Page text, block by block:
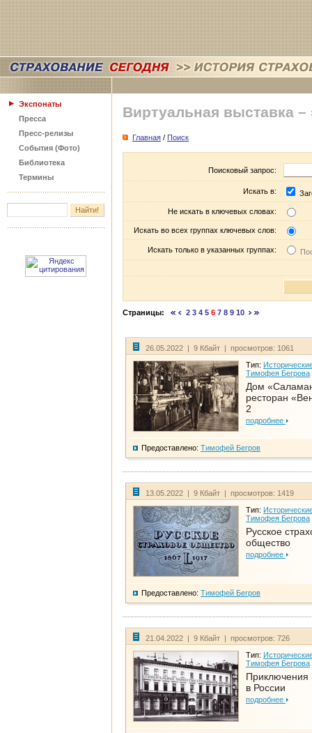
Экспонаты
Пресса
Пресс-релизы
События (Фото)
Библиотека
Термины
Виртуальная выставка –
Главная / Поиск
Поисковый запрос:
Искать в:
Не искать в ключевых словах:
Искать во всех группах ключевых слов:
Искать только в указанных группах:
Страницы: 2 3 4 5 6 7 8 9 10
26.05.2022 | 9 Кбайт | просмотров: 1061
Тип:
Тимофея Бегрова
Дом
ресторан
2
подробнее
Предоставлено: Тимофей Бегров
13.05.2022 | 9 Кбайт | просмотров: 1419
Тип:
Тимофея Бегрова
Русское
общество
подробнее
Предоставлено: Тимофей Бегров
21.04.2022 | 9 Кбайт | просмотров: 726
Тип:
Тимофея Бегрова
Приключения
в России
подробнее